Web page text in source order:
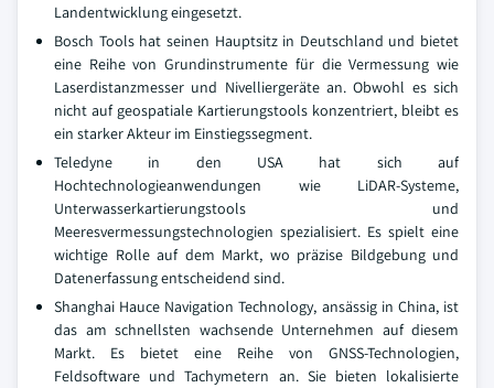
Landentwicklung eingesetzt.
Bosch Tools hat seinen Hauptsitz in Deutschland und bietet
eine Reihe von Grundinstrumente für die Vermessung wie
Laserdistanzmesser und Nivelliergeräte an. Obwohl es sich
nicht auf geospatiale Kartierungstools konzentriert, bleibt es
ein starker Akteur im Einstiegssegment.
Teledyne in den USA hat sich auf
Hochtechnologieanwendungen wie LiDAR-Systeme,
Unterwasserkartierungstools und
Meeresvermessungstechnologien spezialisiert. Es spielt eine
wichtige Rolle auf dem Markt, wo präzise Bildgebung und
Datenerfassung entscheidend sind.
Shanghai Hauce Navigation Technology, ansässig in China, ist
das am schnellsten wachsende Unternehmen auf diesem
Markt. Es bietet eine Reihe von GNSS-Technologien,
Feldsoftware und Tachymetern an. Sie bieten lokalisierte